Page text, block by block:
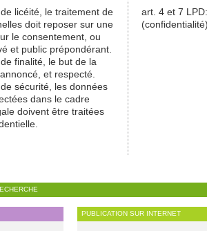
licéité, le traitement de
doit reposer sur une
le consentement, ou
et public prépondérant.
finalité, le but de la
et respecté.
sécurité, les données
dans le cadre
doivent être traitées
art. 4 et 7
PUBLICATION SUR INTERNET